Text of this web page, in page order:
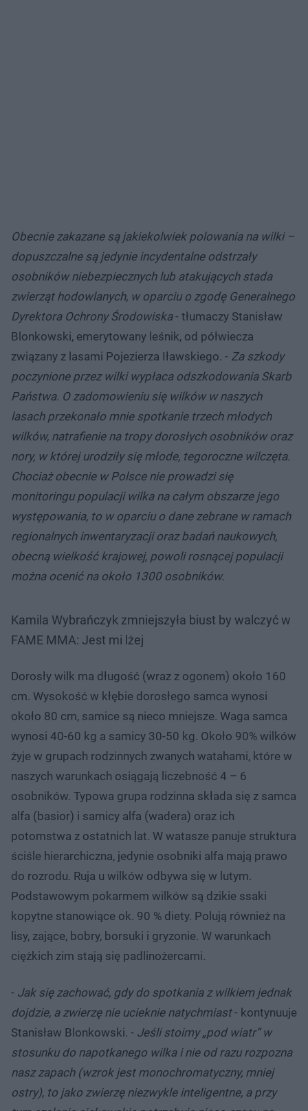
Obecnie zakazane są jakiekolwiek polowania na wilki –
dopuszczalne są jedynie incydentalne odstrzały
osobników niebezpiecznych lub atakujących stada
zwierząt hodowlanych, w oparciu o zgodę Generalnego
Dyrektora Ochrony Środowiska- tłumaczy Stanisław
Blonkowski, emerytowany leśnik, od półwiecza
związany z lasami Pojezierza Iławskiego. - Za szkody
poczynione przez wilki wypłaca odszkodowania Skarb
Państwa. O zadomowieniu się wilków w naszych
lasach przekonało mnie spotkanie trzech młodych
wilków, natrafienie na tropy dorosłych osobników oraz
nory, w której urodziły się młode, tegoroczne wilczęta.
Chociaż obecnie w Polsce nie prowadzi się
monitoringu populacji wilka na całym obszarze jego
występowania, to w oparciu o dane zebrane w ramach
regionalnych inwentaryzacji oraz badań naukowych,
obecną wielkość krajowej, powoli rosnącej populacji
można ocenić na około 1300 osobników.
Kamila Wybrańczyk zmniejszyła biust by walczyć w
FAME MMA: Jest mi lżej
Dorosły wilk ma długość (wraz z ogonem) około 160
cm. Wysokość w kłębie dorosłego samca wynosi
około 80 cm, samice są nieco mniejsze. Waga samca
wynosi 40-60 kg a samicy 30-50 kg. Około 90% wilków
żyje w grupach rodzinnych zwanych watahami, które w
naszych warunkach osiągają liczebność 4 – 6
osobników. Typowa grupa rodzinna składa się z samca
alfa (basior) i samicy alfa (wadera) oraz ich
potomstwa z ostatnich lat. W watasze panuje struktura
ściśle hierarchiczna, jedynie osobniki alfa mają prawo
do rozrodu. Ruja u wilków odbywa się w lutym.
Podstawowym pokarmem wilków są dzikie ssaki
kopytne stanowiące ok. 90 % diety. Polują również na
lisy, zające, bobry, borsuki i gryzonie. W warunkach
ciężkich zim stają się padlinożercami.
- Jak się zachować, gdy do spotkania z wilkiem jednak
dojdzie, a zwierzę nie ucieknie natychmiast- kontynuuje
Stanisław Blonkowski. - Jeśli stoimy „pod wiatr” w
stosunku do napotkanego wilka i nie od razu rozpozna
nasz zapach (wzrok jest monochromatyczny, mniej
ostry), to jako zwierzę niezwykle inteligentne, a przy